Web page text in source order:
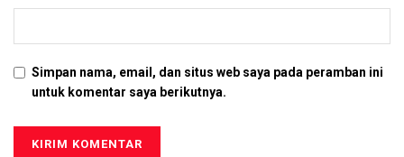
Simpan nama, email, dan situs web saya pada peramban ini
untuk komentar saya berikutnya.